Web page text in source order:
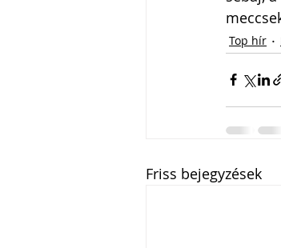
Top hír
Friss bejegyzések